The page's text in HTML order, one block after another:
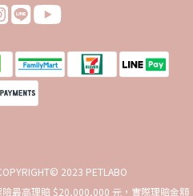
2023 PETLABO
最高理賠 $20,000,000 元，實際理賠金額